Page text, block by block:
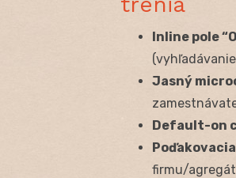
Inline pole
Jasný
Default-on
firmu/